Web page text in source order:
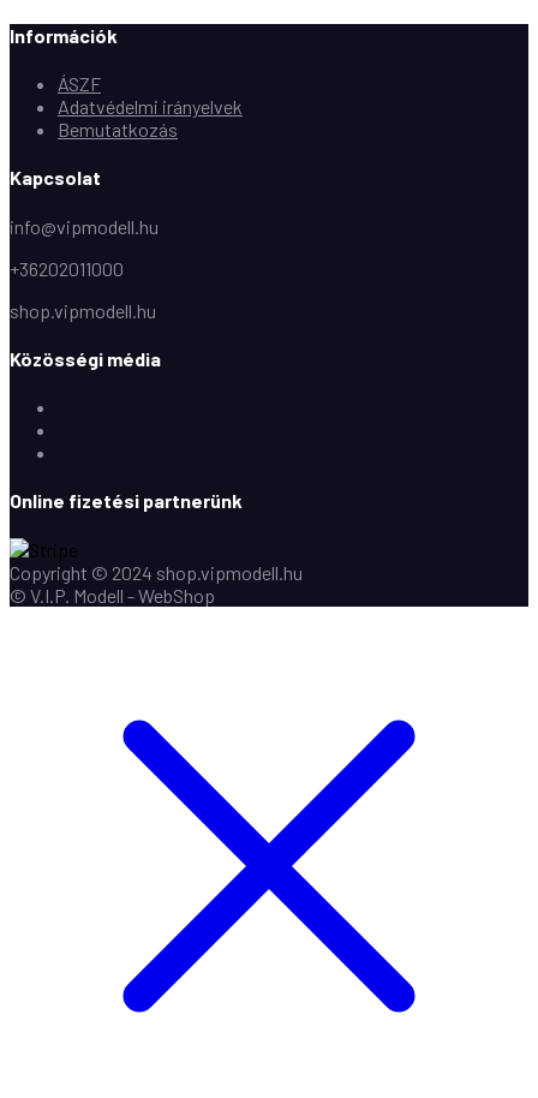
Információk
ÁSZF
Adatvédelmi irányelvek
Bemutatkozás
Kapcsolat
info@vipmodell.hu
+36202011000
shop.vipmodell.hu
Közösségi média
Online fizetési partnerünk
Copyright © 2024 shop.vipmodell.hu
© V.I.P. Modell - WebShop